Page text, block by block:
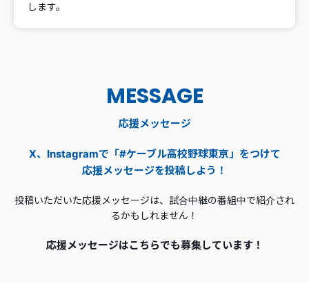
します。
MESSAGE
応援メッセージ
X、Instagramで「#ケーブル高校野球東京」をつけて
応援メッセージを投稿しよう！
投稿いただいた応援メッセージは、試合中継の番組中で紹介され
るかもしれません！
応援メッセージはこちらでも募集しています！